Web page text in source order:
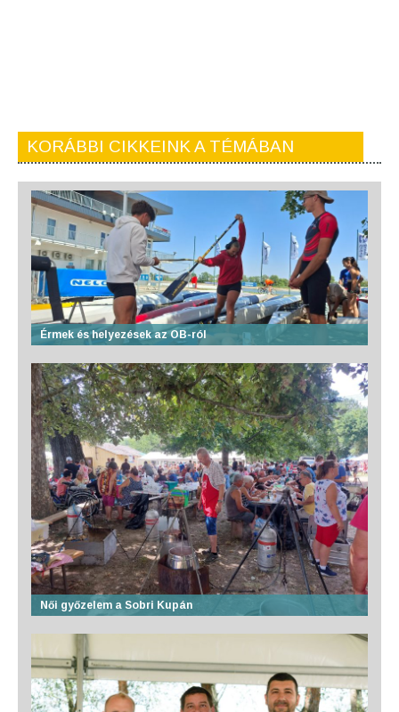
KORÁBBI CIKKEINK A TÉMÁBAN
Érmek és helyezések az OB-ról
Női győzelem a Sobri Kupán